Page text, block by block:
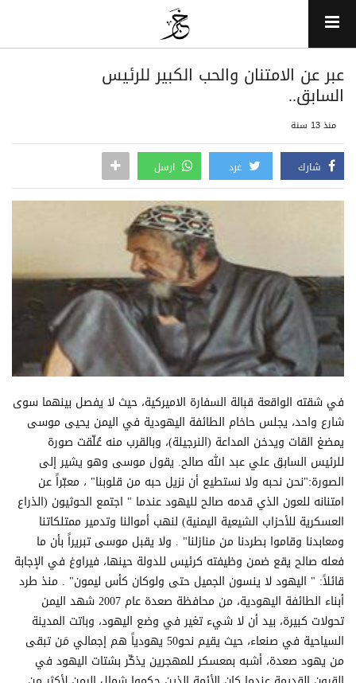
عبر عن الامتنان والحب الكبير للرئيس
السابق..
منذ 13 سنة
شارك غرد ارسل
في شقته الواقعة قبالة السفارة الاميركية، حيث لا يفصل بينهما سوى
شارع واحد، يجلس حاخام الطائفة اليهودية في اليمن يحيى موسى
يمضغ القات ويدخن المداعة (النرجيلة)، وبالقرب منه عُلّقت صورة
للرئيس السابق علي عبد الله صالح. يقول موسى وهو يشير إلى
الصورة:"نحن نحبه ولا نستطيع أن نزيل حبه من قلوبنا" ، معبّراً عن
امتنانه للعون الذي قدمه صالح لليهود عندما " اجتمع الحوثيون (الذراع
العسكرية للأحزاب الشيعية اليمنية) لنهب أموالنا وتدمير ممتلكاتنا
ومعابدنا وقاموا بطردنا من منازلنا" . ولا يقبل موسى تبريراً بأن ما
فعله صالح يقع ضمن وظيفته كرئيس للدولة حينها، فيراوغ في الإجابة
قائلاً: " اليهود لا ينسون الجميل حتى ولوكان كأس ليمون" . منذ طرد
أبناء الطائفة اليهودية، من محافظة صعدة عام 2007 شهد اليمن
تحولات كبيرة، بيد أن لا شيء تغير في وضع اليهود، وباتت المدينة
السياحية في صنعاء، حيث يقيم نحو50 يهودياً هم إجمالي مَن تبقى
من يهود صعدة، أشبه بمعسكر للمهجرين يذكّر بشتات اليهود في